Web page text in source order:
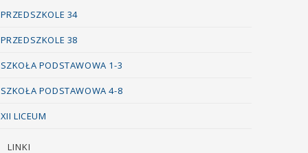
PRZEDSZKOLE 34
PRZEDSZKOLE 38
SZKOŁA PODSTAWOWA 1-3
SZKOŁA PODSTAWOWA 4-8
XII LICEUM
LINKI